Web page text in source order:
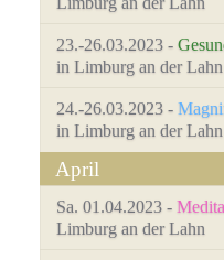
23.-26.03.2023 -
in Limburg an der Lahn
24.-26.03.2023 -
in Limburg an der Lahn
April
Sa. 01.04.2023 -
Limburg an der Lahn